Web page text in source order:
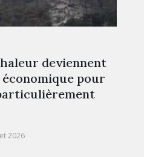
deviennent
pour
2026